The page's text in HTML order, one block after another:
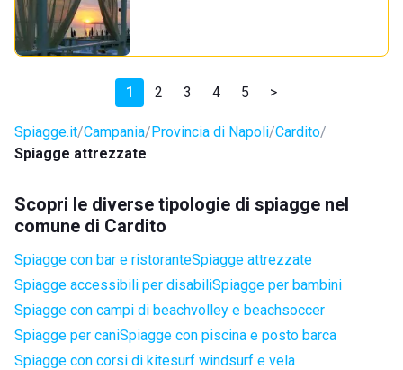
1 2 3 4 5 >
Spiagge.it Campania Provincia di Napoli Cardito
Spiagge attrezzate
Scopri le diverse tipologie di spiagge nel
comune di Cardito
Spiagge con bar e ristoranteSpiagge attrezzate
Spiagge accessibili per disabiliSpiagge per bambini
Spiagge con campi di beachvolley e beachsoccer
Spiagge per caniSpiagge con piscina e posto barca
Spiagge con corsi di kitesurf windsurf e vela